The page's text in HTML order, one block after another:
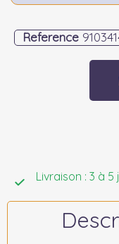
Reference
Livraison : 3 à